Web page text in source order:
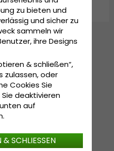
zu bieten und
und sicher zu
sammeln wir
ihre Designs
& schließen“,
zulassen, oder
Cookies Sie
deaktivieren
auf
SCHLIESSEN